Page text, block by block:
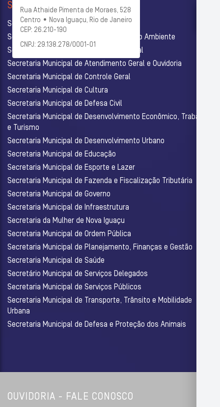
Rua Athaide Pimenta de Moraes, 528
Centro • Nova Iguaçu, Rio de Janeiro
CEP: 26.210-190
CNPJ: 29.138.278/0001-01
SECRETARIAS
Secretaria Municipal de Administração
Secretaria Municipal de Agricultura e Meio Ambiente
Secretaria Municipal de Assistência Social
Secretaria Municipal de Atendimento Geral e Ouvidoria
Secretaria Municipal de Controle Geral
Secretaria Municipal de Cultura
Secretaria Municipal de Defesa Civil
Secretaria Municipal de Desenvolvimento Econômico, Trabalho
e Turismo
Secretaria Municipal de Desenvolvimento Urbano
Secretaria Municipal de Educação
Secretaria Municipal de Esporte e Lazer
Secretaria Municipal de Fazenda e Fiscalização Tributária
Secretaria Municipal de Governo
Secretaria Municipal de Infraestrutura
Secretaria da Mulher de Nova Iguaçu
Secretaria Municipal de Ordem Pública
Secretaria Municipal de Planejamento, Finanças e Gestão
Secretaria Municipal de Saúde
Secretário Municipal de Serviços Delegados
Secretaria Municipal de Serviços Públicos
Secretaria Municipal de Transporte, Trânsito e Mobilidade
Urbana
Secretaria Municipal de Defesa e Proteção dos Animais
OUVIDORIA - FALE CONOSCO